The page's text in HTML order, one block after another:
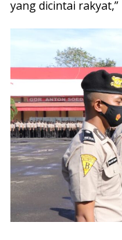
yang dicintai rakyat,”